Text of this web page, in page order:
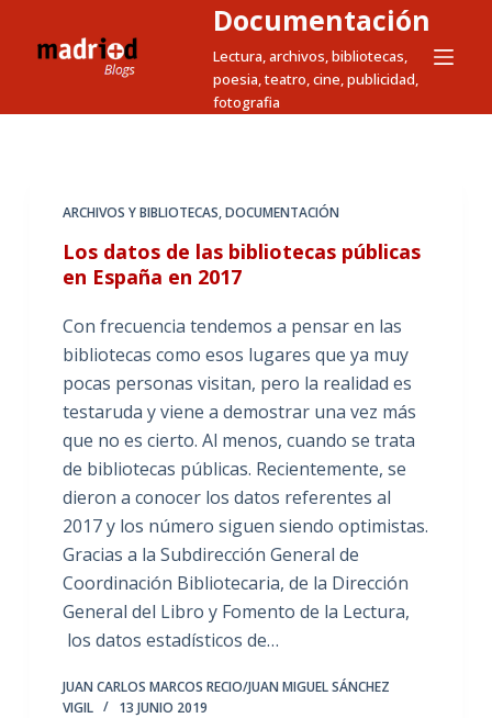
t
Documentación
Lectura, archivos, bibliotecas,
poesia, teatro, cine, publicidad,
fotografia
ARCHIVOS Y BIBLIOTECAS,DOCUMENTACIÓN
Los datos de las bibliotecas públicas
en España en 2017
Con frecuencia tendemos a pensar en las
bibliotecas como esos lugares que ya muy
pocas personas visitan, pero la realidad es
testaruda y viene a demostrar una vez más
que no es cierto. Al menos, cuando se trata
de bibliotecas públicas. Recientemente, se
dieron a conocer los datos referentes al
2017 y los número siguen siendo optimistas.
Gracias a la Subdirección General de
Coordinación Bibliotecaria, de la Dirección
General del Libro y Fomento de la Lectura,
los datos estadísticos de…
JUAN CARLOS MARCOS RECIO/JUAN MIGUEL SÁNCHEZ
VIGIL
13 JUNIO 2019